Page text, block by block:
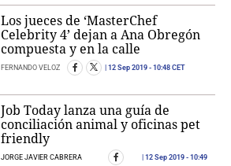
Los jueces de ‘MasterChef
Celebrity 4’ dejan a Ana Obregón
compuesta y en la calle
FERNANDO VELOZ 12 Sep 2019 - 10:48 CET
Job Today lanza una guía de
conciliación animal y oficinas pet
friendly
JORGE JAVIER CABRERA 12 Sep 2019- 10:49